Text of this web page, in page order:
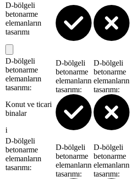
D-bölgeli
betonarme
elemanların
tasarımı
D-bölgeli
betonarme
elemanların
tasarımı:
Konut ve ticari
binalar
i
D-bölgeli
betonarme
elemanların
tasarımı:
D-bölgeli
betonarme
elemanların
tasarımı:
D-bölgeli
betonarme
elemanların
tasarımı:
D-bölgeli
betonarme
elemanların
tasarımı:
D-bölgeli
betonarme
elemanların
tasarımı: